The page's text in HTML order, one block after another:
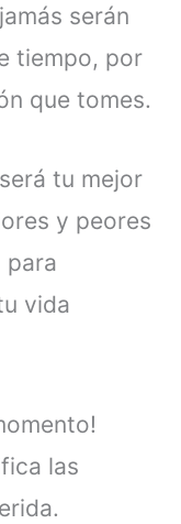
serán
tiempo, por
que tomes.
tu mejor
y peores
para
vida
las